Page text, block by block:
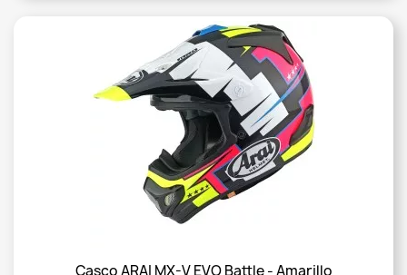
Casco ARAI MX-V EVO Battle - Amarillo